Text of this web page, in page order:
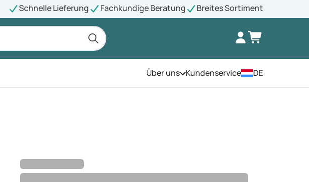
Schnelle Lieferung Fachkundige Beratung Breites Sortiment
Über unsÖffnen Sie das Menü
Kundenservice DE